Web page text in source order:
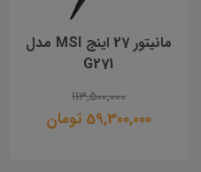
مانیتور 27 اینج MSI مدل
G271
113,500,000
59,300,000 تومان